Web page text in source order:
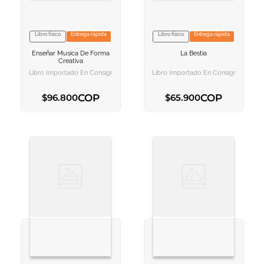
VER INFORMACION
AGREGAR AL
Libro físico Entrega rápida
Enseñar Musica De Forma
Creativa
Libro Importado En Consignación
$96.800COP
VER INFORMACION
Libro físico Entrega rápida
La Bestia
Libro Importado En Consignación
$65.900COP